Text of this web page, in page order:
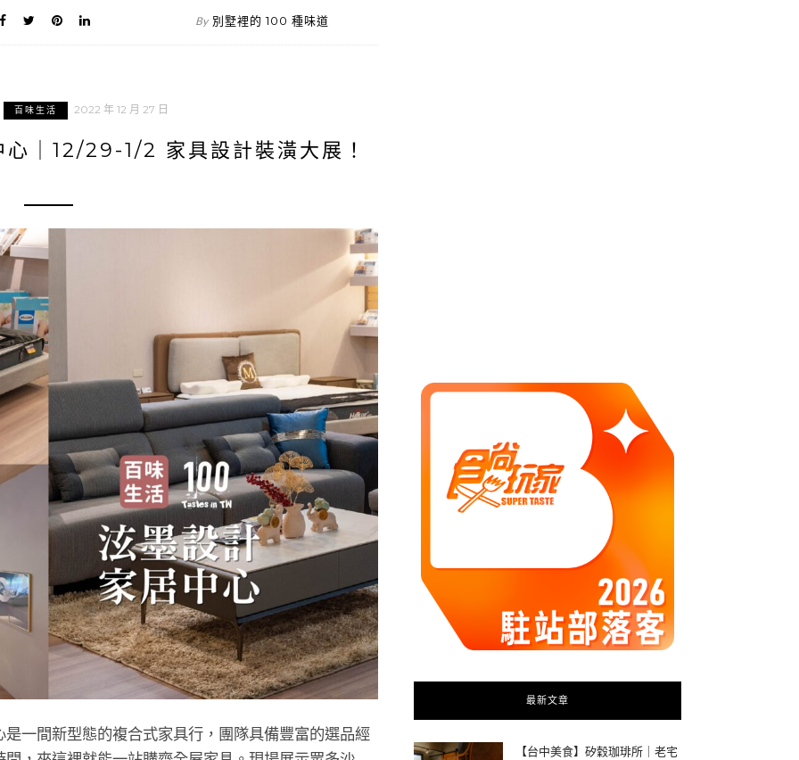
By 別墅裡的 100 種味道
百味生活 2022 年 12 月 27 日
心｜12/29-1/2 家具設計裝潢大展！
一間新型態的複合式家具行，團隊具備豐富的選品經
最新文章
【台中美食】矽穀珈琲所｜老宅